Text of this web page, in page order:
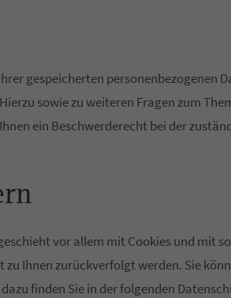
gespeicherten personenbezogenen
sowie zu weiteren Fragen zum
ein Beschwerderecht bei der
vor allem mit Cookies und mit
Ihnen zurückverfolgt werden. Sie
finden Sie in der folgenden